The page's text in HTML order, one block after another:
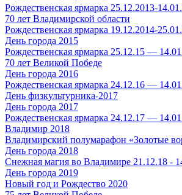
Рождественская ярмарка 25.12.2013-
70 лет Владимирской области
Рождественская ярмарка 19.12.2014-
День города 2015
Рождественская ярмарка 25.12.15 —
70 лет Великой Победе
День города 2016
Рождественская ярмарка 24.12.16 —
День физкультурника-2017
День города 2017
Рождественская ярмарка 24.12.17 —
Владимир 2018
Владимирский полумарафон «Золотые
День города 2018
Снежная магия во Владимире 21.12.18 -
День города 2019
Новый год и Рождество 2020